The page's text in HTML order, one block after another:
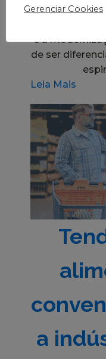
demanda
pressão por
e a
de ser
Leia Mais
a
Gerenciar Cookies